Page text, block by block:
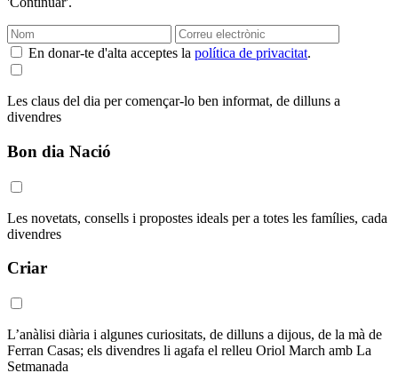
En donar-te d'alta acceptes la política de privacitat.
Les claus del dia per començar-lo ben informat, de dilluns a
divendres
Bon dia Nació
Les novetats, consells i propostes ideals per a totes les famílies, cada
divendres
Criar
L’anàlisi diària i algunes curiositats, de dilluns a dijous, de la mà de
Ferran Casas; els divendres li agafa el relleu Oriol March amb La
Setmanada